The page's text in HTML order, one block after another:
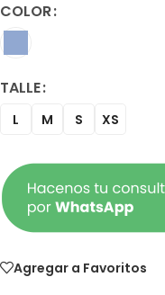
COLOR
TALLE
L M S XS
Agregar a Favoritos